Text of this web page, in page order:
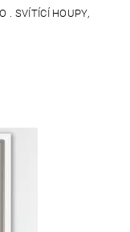
. SVÍTÍCÍ HOUPY,